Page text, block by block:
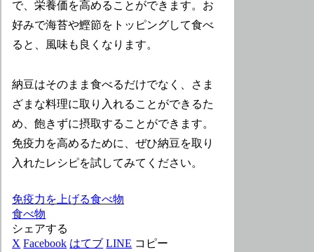
で、栄養価を高めることができます。お
好みで海苔や鰹節をトッピングして食べ
ると、風味も良くなります。
納豆はそのまま食べるだけでなく、さま
ざまな料理に取り入れることができるた
め、飽きずに摂取することができます。
免疫力を高めるために、ぜひ納豆を取り
入れたレシピを試してみてください。
免疫力を上げる食べ物
食べ物
シェアする
X Facebook はてブ LINE コピー